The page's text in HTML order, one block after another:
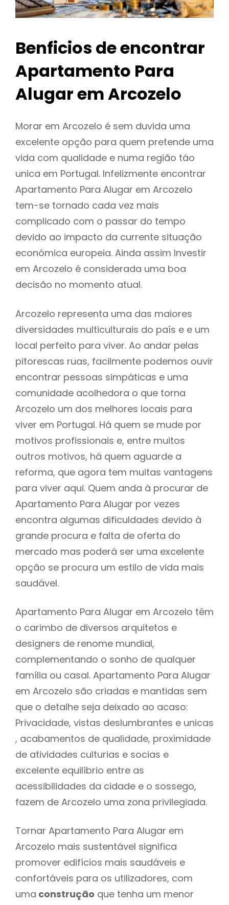
Benficios de encontrar
Apartamento Para
Alugar em Arcozelo
Morar em Arcozelo é sem duvida uma
excelente opção para quem pretende uma
vida com qualidade e numa região táo
unica em Portugal. Infelizmente encontrar
Apartamento Para Alugar em Arcozelo
tem-se tornado cada vez mais
complicado com o passar do tempo
devido ao impacto da currente situação
económica europeia. Ainda assim Investir
em Arcozelo é considerada uma boa
decisão no momento atual.
Arcozelo representa uma das maiores
diversidades multiculturais do país e e um
local perfeito para viver. Ao andar pelas
pitorescas ruas, facilmente podemos ouvir
encontrar pessoas simpáticas e uma
comunidade acolhedora o que torna
Arcozelo um dos melhores locais para
viver em Portugal. Há quem se mude por
motivos profissionais e, entre muitos
outros motivos, há quem aguarde a
reforma, que agora tem muitas vantagens
para viver aqui. Quem anda à procurar de
Apartamento Para Alugar por vezes
encontra algumas dificuldades devido à
grande procura e falta de oferta do
mercado mas poderá ser uma excelente
opção se procura um estilo de vida mais
saudável.
Apartamento Para Alugar em Arcozelo têm
o carimbo de diversos arquitetos e
designers de renome mundial,
complementando o sonho de qualquer
família ou casal. Apartamento Para Alugar
em Arcozelo são criadas e mantidas sem
que o detalhe seja deixado ao acaso:
Privacidade, vistas deslumbrantes e unicas
, acabamentos de qualidade, proximidade
de atividades culturias e socias e
excelente equilíbrio entre as
acessibilidades da cidade e o sossego,
fazem de Arcozelo uma zona privilegiada.
Tornar Apartamento Para Alugar em
Arcozelo mais sustentável significa
promover edifícios mais saudáveis e
confortáveis para os utilizadores, com
uma construção que tenha um menor